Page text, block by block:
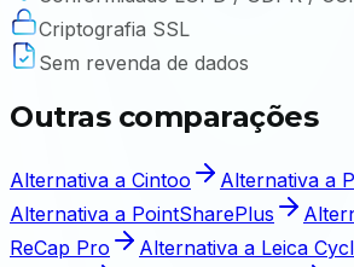
Criptografia SSL
Sem revenda de dados
Outras comparações
Alternativa a Cintoo
Alternativa a
Alternativa a PointSharePlus
ReCap Pro
Alternativa a Leica